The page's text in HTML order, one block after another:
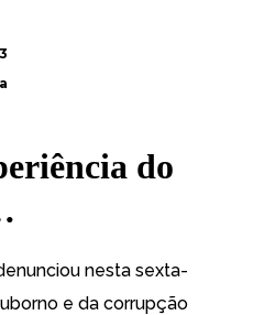
do
nesta sexta-
e da corrupção